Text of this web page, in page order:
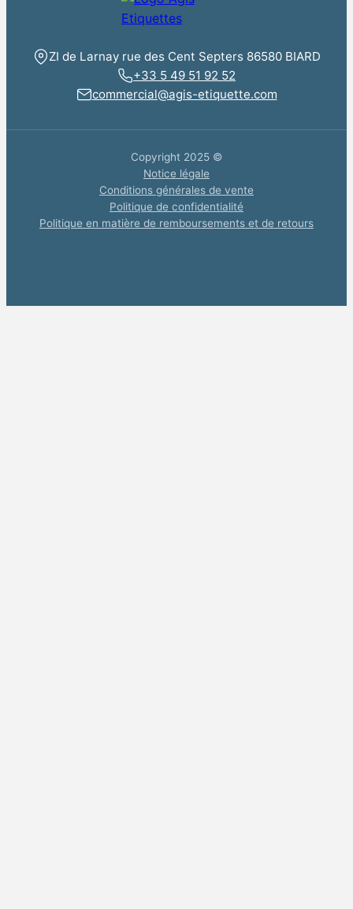
ZI de Larnay rue des Cent Septers 86580 BIARD
+33 5 49 51 92 52
commercial@agis-etiquette.com
Copyright 2025 ©
Notice légale
Conditions générales de vente
Politique de confidentialité
Politique en matière de remboursements et de retours